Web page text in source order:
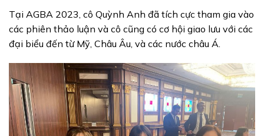
Tại AGBA 2023, cô Quỳnh Anh đã tích cực tham gia vào
các phiên thảo luận và cô cũng có cơ hội giao lưu với các
đại biểu đến từ Mỹ, Châu Âu, và các nước châu Á.